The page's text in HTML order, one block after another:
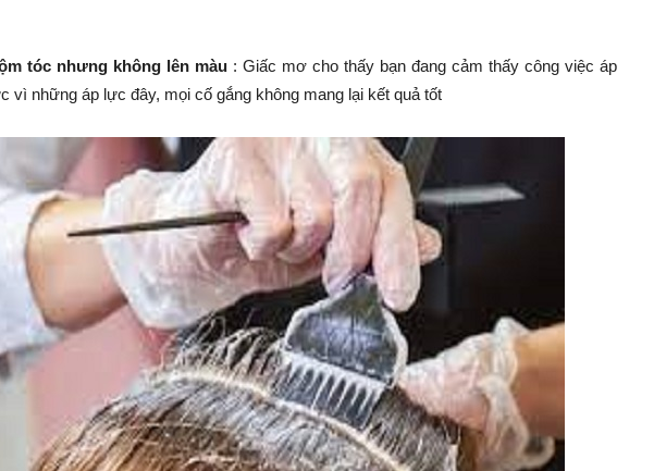
tóc nhưng không lên màu : Giấc mơ cho thấy bạn đang cảm thấy công việc áp
vì những áp lực đây, mọi cố gắng không mang lại kết quả tốt